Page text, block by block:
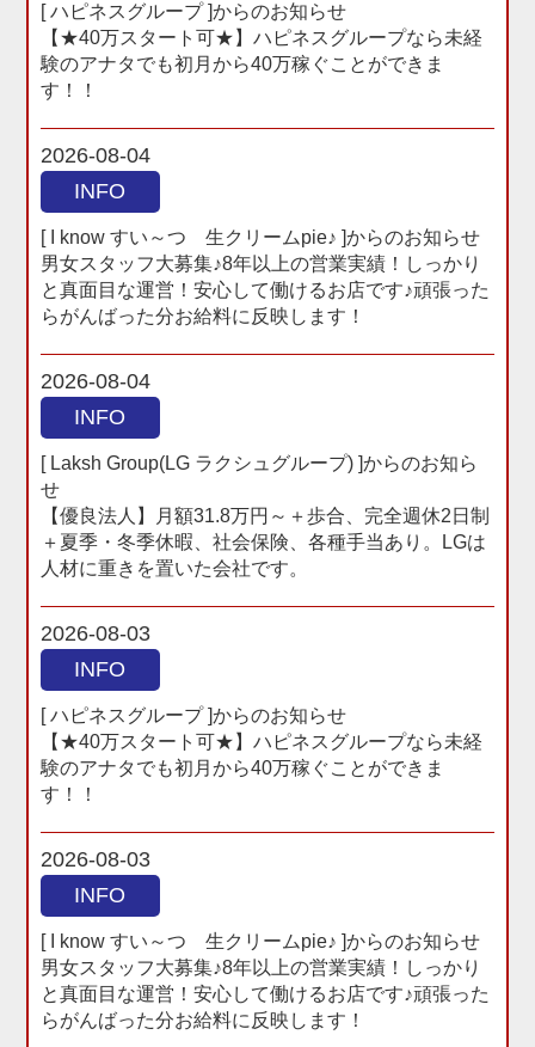
[ ハピネスグループ ]からのお知らせ
【★40万スタート可★】ハピネスグループなら未経
験のアナタでも初月から40万稼ぐことができま
す！！
2026-08-04
INFO
[ I know すい～つ 生クリームpie♪ ]からのお知らせ
男女スタッフ大募集♪8年以上の営業実績！しっかり
と真面目な運営！安心して働けるお店です♪頑張った
らがんばった分お給料に反映します！
2026-08-04
INFO
[ Laksh Group(LG ラクシュグループ) ]からのお知ら
せ
【優良法人】月額31.8万円～＋歩合、完全週休2日制
＋夏季・冬季休暇、社会保険、各種手当あり。LGは
人材に重きを置いた会社です。
2026-08-03
INFO
[ ハピネスグループ ]からのお知らせ
【★40万スタート可★】ハピネスグループなら未経
験のアナタでも初月から40万稼ぐことができま
す！！
2026-08-03
INFO
[ I know すい～つ 生クリームpie♪ ]からのお知らせ
男女スタッフ大募集♪8年以上の営業実績！しっかり
と真面目な運営！安心して働けるお店です♪頑張った
らがんばった分お給料に反映します！